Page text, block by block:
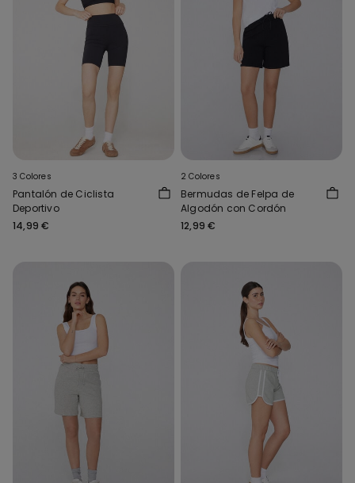
3 Colores
Pantalón de Ciclista
Deportivo
14,99 €
2 Colores
Bermudas de Felpa de
Algodón con Cordón
12,99 €